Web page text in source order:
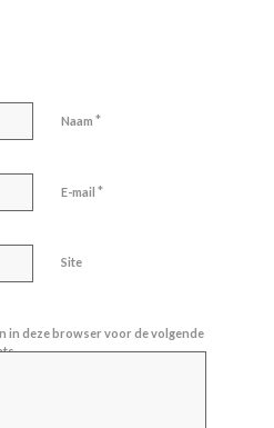
Naam*
E-mail*
Site
in deze browser voor de volgende